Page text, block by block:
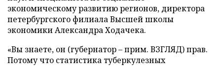
экономическому развитию регионов, директора
петербургского филиала Высшей школы
экономики Александра Ходачека.
«Вы знаете, он (губернатор – прим. ВЗГЛЯД) прав.
Потому что статистика туберкулезных